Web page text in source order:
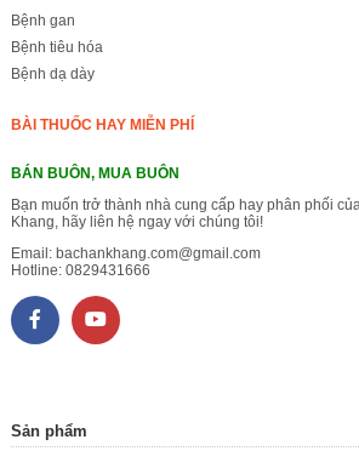
Bệnh gan
Bệnh tiêu hóa
Bệnh dạ dày
BÀI THUỐC HAY MIỄN PHÍ
BÁN BUÔN, MUA BUÔN
Bạn muốn trở thành nhà cung cấp hay phân phối
Khang, hãy liên hệ ngay với chúng tôi!
Email: bachankhang.com@gmail.com
Hotline: 0829431666
Sản phẩm